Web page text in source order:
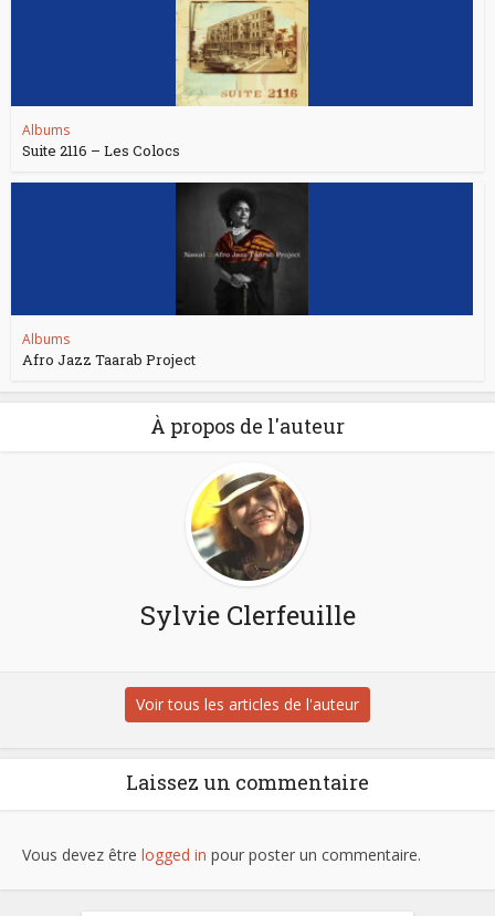
Albums
Suite 2116 – Les Colocs
Albums
Afro Jazz Taarab Project
À propos de l'auteur
Sylvie Clerfeuille
Voir tous les articles de l'auteur
Laissez un commentaire
Vous devez être logged in pour poster un commentaire.